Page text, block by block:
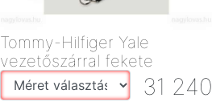
Tommy-Hilfiger Yale
vezetőszárral fekete
31 240